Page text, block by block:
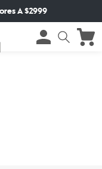
A $2999